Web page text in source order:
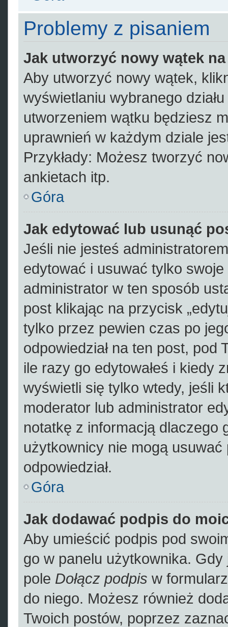
Problemy z pisaniem
Jak utworzyć nowy wątek
Aby utworzyć nowy wątek,
wyświetlaniu wybranego
utworzeniem wątku będziesz
uprawnień w każdym dziale
Przykłady: Możesz tworzyć
ankietach itp.
Góra
Jak edytować lub usunąć
Jeśli nie jesteś
edytować i usuwać tylko
administrator w ten sposób
post klikając na przycisk
tylko przez pewien czas po
odpowiedział na ten post, pod
ile razy go edytowałeś i kiedy
wyświetli się tylko wtedy, jeśli
moderator lub administrator
notatkę z informacją dlaczego
użytkownicy nie mogą
odpowiedział.
Góra
Jak dodawać podpis do
Aby umieścić podpis pod
go w panelu użytkownika.
pole Dołącz podpis w
do niego. Możesz również
Twoich postów, poprzez